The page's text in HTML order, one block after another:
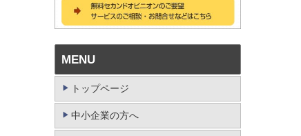
MENU
トップページ
中小企業の方へ